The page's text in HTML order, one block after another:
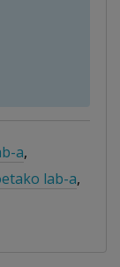
a,
lab-a,